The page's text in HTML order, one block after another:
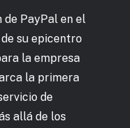
de PayPal en el
su epicentro
la empresa
la primera
de
allá de los